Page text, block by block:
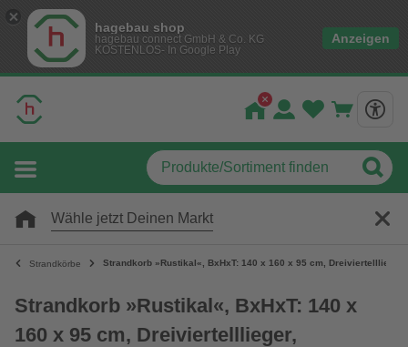
hagebau shop
hagebau connect GmbH & Co. KG
KOSTENLOS- In Google Play
Anzeigen
Wähle jetzt Deinen Markt
Strandkörbe Strandkorb »Rustikal«, BxHxT: 140 x 160 x 95 cm, Dreiviertelllieger,
Strandkorb »Rustikal«, BxHxT: 140 x
160 x 95 cm, Dreiviertelllieger,